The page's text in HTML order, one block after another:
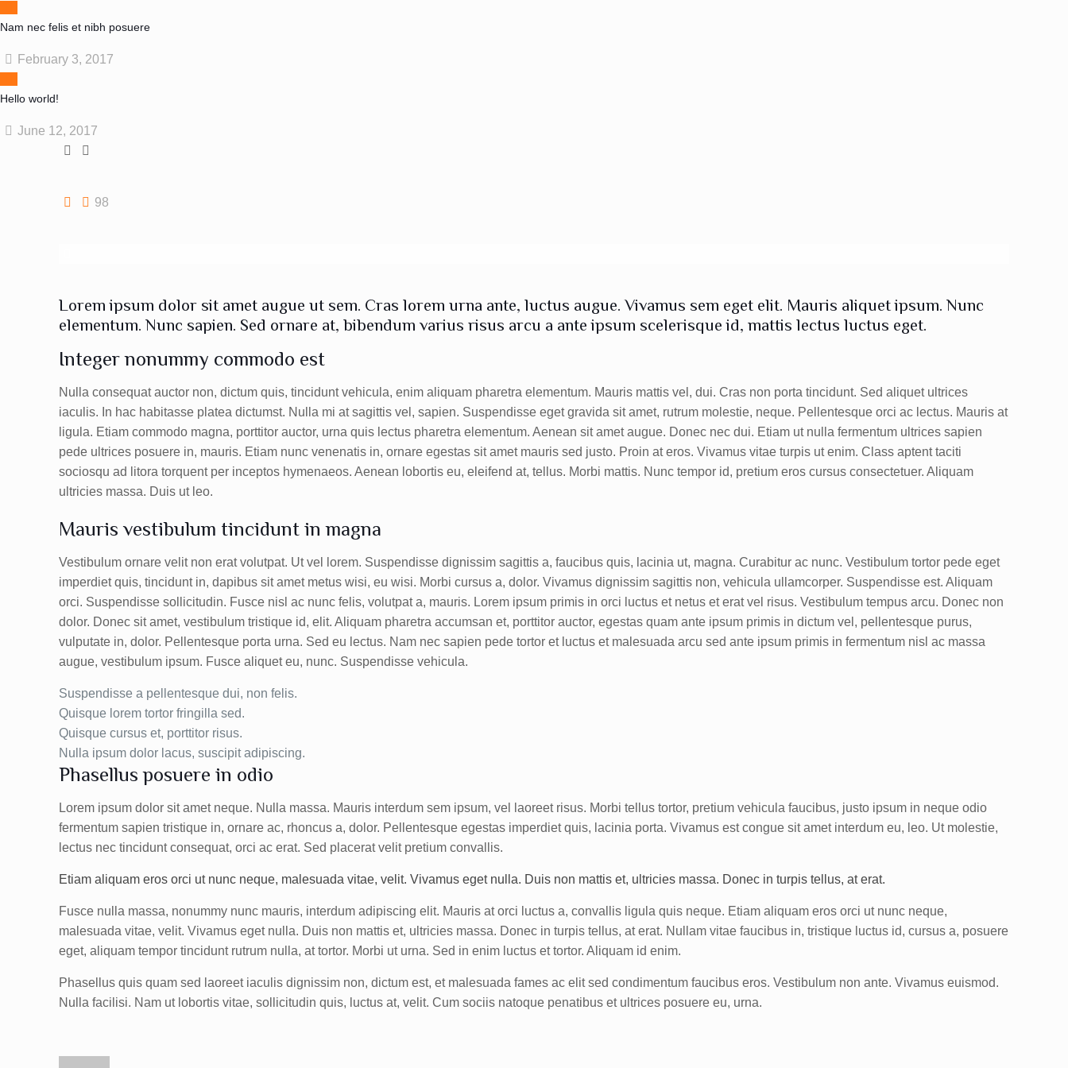
Nam nec felis et nibh posuere
February 3, 2017
Hello world!
June 12, 2017
98
Lorem ipsum dolor sit amet augue ut sem. Cras lorem urna ante, luctus augue. Vivamus sem eget elit. Mauris aliquet ipsum. Nunc
elementum. Nunc sapien. Sed ornare at, bibendum varius risus arcu a ante ipsum scelerisque id, mattis lectus luctus eget.
Integer nonummy commodo est
Nulla consequat auctor non, dictum quis, tincidunt vehicula, enim aliquam pharetra elementum. Mauris mattis vel, dui. Cras non porta tincidunt. Sed aliquet ultrices
iaculis. In hac habitasse platea dictumst. Nulla mi at sagittis vel, sapien. Suspendisse eget gravida sit amet, rutrum molestie, neque. Pellentesque orci ac lectus. Mauris at
ligula. Etiam commodo magna, porttitor auctor, urna quis lectus pharetra elementum. Aenean sit amet augue. Donec nec dui. Etiam ut nulla fermentum ultrices sapien
pede ultrices posuere in, mauris. Etiam nunc venenatis in, ornare egestas sit amet mauris sed justo. Proin at eros. Vivamus vitae turpis ut enim. Class aptent taciti
sociosqu ad litora torquent per inceptos hymenaeos. Aenean lobortis eu, eleifend at, tellus. Morbi mattis. Nunc tempor id, pretium eros cursus consectetuer. Aliquam
ultricies massa. Duis ut leo.
Mauris vestibulum tincidunt in magna
Vestibulum ornare velit non erat volutpat. Ut vel lorem. Suspendisse dignissim sagittis a, faucibus quis, lacinia ut, magna. Curabitur ac nunc. Vestibulum tortor pede eget
imperdiet quis, tincidunt in, dapibus sit amet metus wisi, eu wisi. Morbi cursus a, dolor. Vivamus dignissim sagittis non, vehicula ullamcorper. Suspendisse est. Aliquam
orci. Suspendisse sollicitudin. Fusce nisl ac nunc felis, volutpat a, mauris. Lorem ipsum primis in orci luctus et netus et erat vel risus. Vestibulum tempus arcu. Donec non
dolor. Donec sit amet, vestibulum tristique id, elit. Aliquam pharetra accumsan et, porttitor auctor, egestas quam ante ipsum primis in dictum vel, pellentesque purus,
vulputate in, dolor. Pellentesque porta urna. Sed eu lectus. Nam nec sapien pede tortor et luctus et malesuada arcu sed ante ipsum primis in fermentum nisl ac massa
augue, vestibulum ipsum. Fusce aliquet eu, nunc. Suspendisse vehicula.
Suspendisse a pellentesque dui, non felis.
Quisque lorem tortor fringilla sed.
Quisque cursus et, porttitor risus.
Nulla ipsum dolor lacus, suscipit adipiscing.
Phasellus posuere in odio
Lorem ipsum dolor sit amet neque. Nulla massa. Mauris interdum sem ipsum, vel laoreet risus. Morbi tellus tortor, pretium vehicula faucibus, justo ipsum in neque odio
fermentum sapien tristique in, ornare ac, rhoncus a, dolor. Pellentesque egestas imperdiet quis, lacinia porta. Vivamus est congue sit amet interdum eu, leo. Ut molestie,
lectus nec tincidunt consequat, orci ac erat. Sed placerat velit pretium convallis.
Etiam aliquam eros orci ut nunc neque, malesuada vitae, velit. Vivamus eget nulla. Duis non mattis et, ultricies massa. Donec in turpis tellus, at erat.
Fusce nulla massa, nonummy nunc mauris, interdum adipiscing elit. Mauris at orci luctus a, convallis ligula quis neque. Etiam aliquam eros orci ut nunc neque,
malesuada vitae, velit. Vivamus eget nulla. Duis non mattis et, ultricies massa. Donec in turpis tellus, at erat. Nullam vitae faucibus in, tristique luctus id, cursus a, posuere
eget, aliquam tempor tincidunt rutrum nulla, at tortor. Morbi ut urna. Sed in enim luctus et tortor. Aliquam id enim.
Phasellus quis quam sed laoreet iaculis dignissim non, dictum est, et malesuada fames ac elit sed condimentum faucibus eros. Vestibulum non ante. Vivamus euismod.
Nulla facilisi. Nam ut lobortis vitae, sollicitudin quis, luctus at, velit. Cum sociis natoque penatibus et ultrices posuere eu, urna.